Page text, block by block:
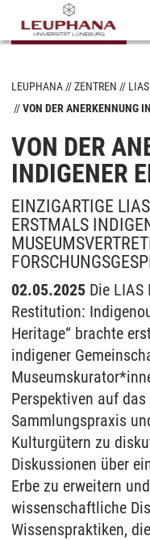
LEUPHANA ZENTREN
LIAS
VON DER ANERKENNUNG
VON DER
INDIGENER
EINZIGARTIGE
ERSTMALS
02.05.2025 Die LIAS
Restitution:
Heritage“ brachte
indigener
Perspektiven auf
Sammlungspraxis
Kulturgütern zu
Diskussionen über
Erbe zu erweitern
wissenschaftliche
Wissenspraktiken,